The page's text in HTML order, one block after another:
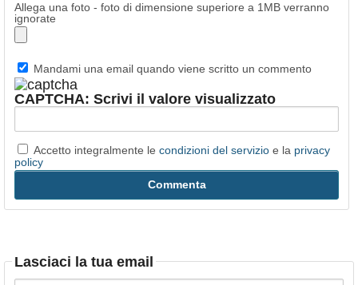
Allega una foto - foto di dimensione superiore a 1MB verranno
ignorate
Mandami una email quando viene scritto un commento
CAPTCHA: Scrivi il valore visualizzato
Accetto integralmente le condizioni del servizio e la privacy
policy
Lasciaci la tua email